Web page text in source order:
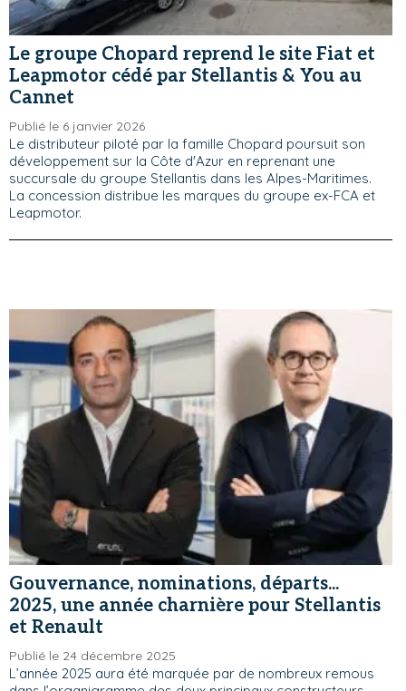
Le groupe Chopard reprend le site Fiat et
Leapmotor cédé par Stellantis & You au
Cannet
Publié le 6 janvier 2026
Le distributeur piloté par la famille Chopard poursuit son
développement sur la Côte d'Azur en reprenant une
succursale du groupe Stellantis dans les Alpes-Maritimes.
La concession distribue les marques du groupe ex-FCA et
Leapmotor.
Gouvernance, nominations, départs...
2025, une année charnière pour Stellantis
et Renault
Publié le 24 décembre 2025
L’année 2025 aura été marquée par de nombreux remous